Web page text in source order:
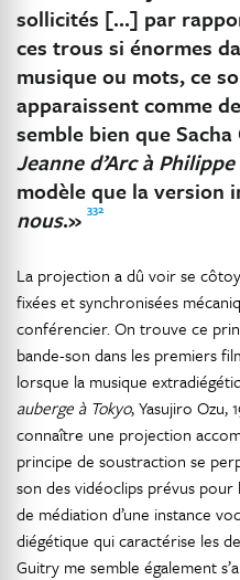
sollicités […] par
ces trous si énormes
musique ou mots, ce
apparaissent comme
semble bien que
Jeanne d’Arc à
modèle que la version
nous.» 332
La projection a dû voir se
fixées et synchronisées
conférencier. On trouve ce
bande-son dans les premiers
lorsque la musique
auberge à Tokyo, Yasujiro Ozu,
connaître une projection
principe de soustraction se
son des vidéoclips prévus
de médiation d’une instance
diégétique qui caractérise les
Guitry me semble également